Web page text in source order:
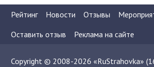
Рейтинг Новости Отзывы
Оставить отзыв
Реклама на сайте
Copyright © 2008-2026 «RuStrahovka»